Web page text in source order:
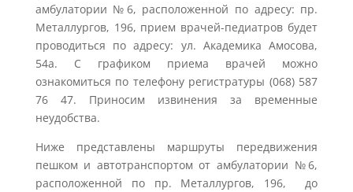
амбулатории №6, расположенной по адресу: пр.
Металлургов, 196, прием врачей-педиатров будет
проводиться по адресу: ул. Академика Амосова,
54а. С графиком приема врачей можно
ознакомиться по телефону регистратуры (068) 587
76 47. Приносим извинения за временные
неудобства.
Ниже представлены маршруты передвижения
пешком и автотранспортом от амбулатории №6,
расположенной по пр. Металлургов, 196, до